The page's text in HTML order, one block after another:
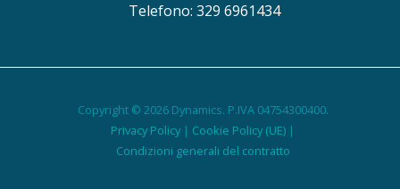
Telefono: 329 6961434
Copyright © 2026 Dynamics. P.IVA 04754300400.
Privacy Policy | Cookie Policy (UE) |
Condizioni generali del contratto